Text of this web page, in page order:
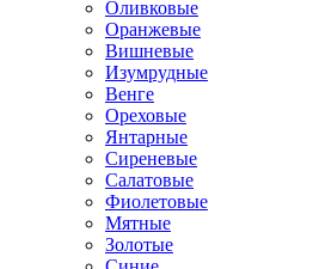
Оливковые
Оранжевые
Вишневые
Изумрудные
Венге
Ореховые
Янтарные
Сиреневые
Салатовые
Фиолетовые
Мятные
Золотые